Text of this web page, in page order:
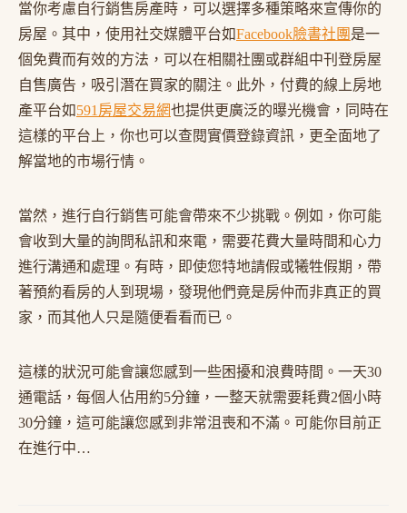
當你考慮自行銷售房產時，可以選擇多種策略來宣傳你的
房屋。其中，使用社交媒體平台如Facebook臉書社團 是一
個免費而有效的方法，可以在相關社團或群組中刊登房屋
自售廣告，吸引潛在買家的關注。此外，付費的線上房地
產平台如591房屋交易網也提供更廣泛的曝光機會，同時在
這樣的平台上，你也可以查閱實價登錄資訊，更全面地了
解當地的市場行情。
當然，進行自行銷售可能會帶來不少挑戰。例如，你可能
會收到大量的詢問私訊和來電，需要花費大量時間和心力
進行溝通和處理。有時，即使您特地請假或犧牲假期，帶
著預約看房的人到現場，發現他們竟是房仲而非真正的買
家，而其他人只是隨便看看而已。
這樣的狀況可能會讓您感到一些困擾和浪費時間。一天30
通電話，每個人佔用約5分鐘，一整天就需要耗費2個小時
30分鐘，這可能讓您感到非常沮喪和不滿。可能你目前正
在進行中…